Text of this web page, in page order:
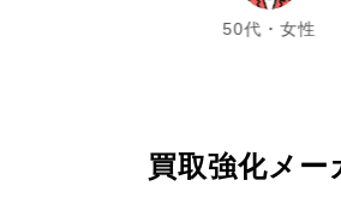
50代・女性
買取強化メー